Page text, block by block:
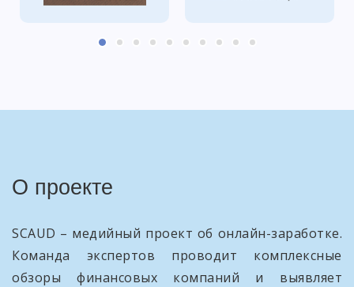
О проекте
SCAUD – медийный проект об онлайн-заработке.
Команда экспертов проводит комплексные
обзоры финансовых компаний и выявляет